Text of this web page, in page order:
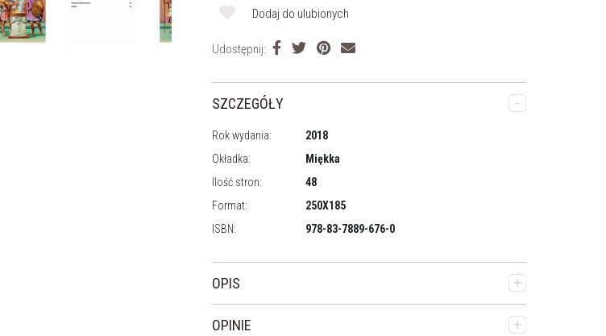
Dodaj do ulubionych
Udostępnij:
SZCZEGÓŁY
Rok wydania:
2018
Okładka:
Miękka
Ilość stron:
48
Format:
250X185
ISBN:
978-83-7889-676-0
OPIS
OPINIE